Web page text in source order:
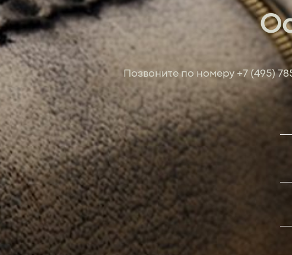
Позвоните по номеру +7 (495)